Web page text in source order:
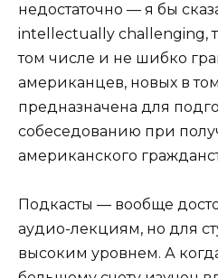
недостаточно — я бы
intellectually challenging,
том числе и не шибко
американцев, новых в
предназначена для
собеседованию при
американского
Подкасты — вообще
аудио-лекциям, но для
высоким уровнем. А